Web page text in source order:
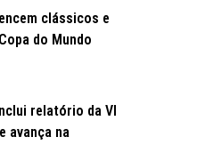
clássicos e
do Mundo
relatório da VI
avança na